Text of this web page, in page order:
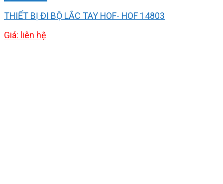
THIẾT BỊ ĐI BỘ LẮC TAY HOF- HOF 14803
Giá: liên hệ